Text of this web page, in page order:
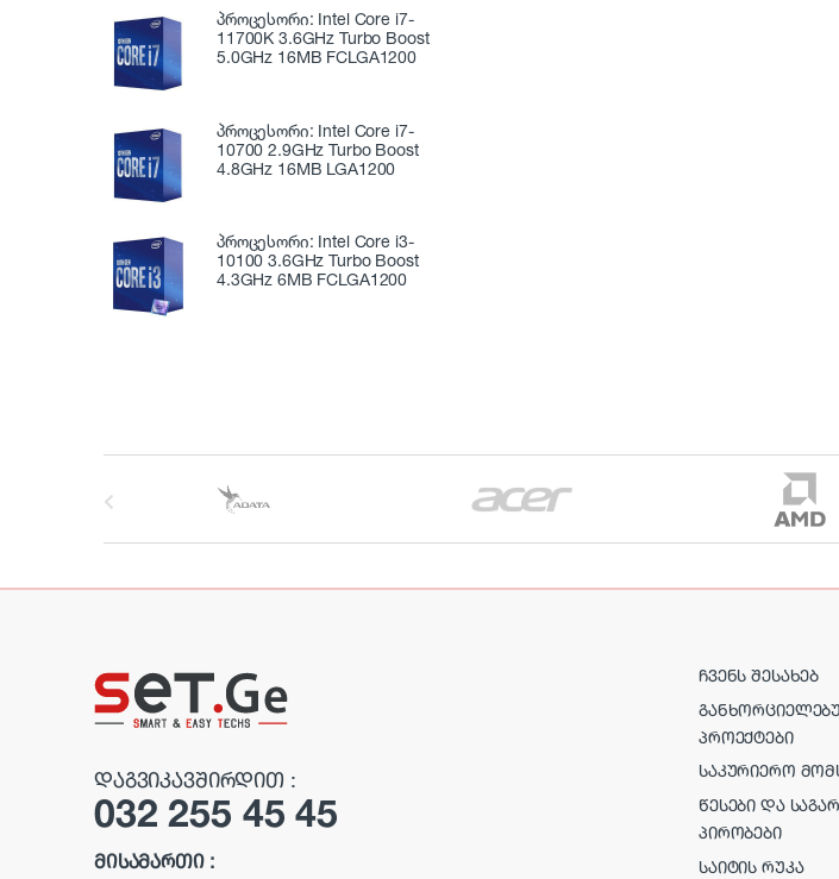
პროცესორი: Intel Core i7-
11700K 3.6GHz Turbo Boost
5.0GHz 16MB FCLGA1200
პროცესორი: Intel Core i7-
10700 2.9GHz Turbo Boost
4.8GHz 16MB LGA1200
პროცესორი: Intel Core i3-
10100 3.6GHz Turbo Boost
4.3GHz 6MB FCLGA1200
ᲓᲐᲒᲕᲘᲙᲐᲕᲨᲘᲠᲓᲘᲗ :
032 255 45 45
ᲛᲘᲡᲐᲛᲐᲠᲗᲘ :
ᲩᲕᲔᲜᲡ ᲨᲔᲡᲐᲮᲔᲑ
ᲞᲠᲝᲔᲥᲢᲔᲑᲘ
ᲡᲐᲙᲣᲠᲘᲔᲠᲝ
ᲬᲔᲡᲔᲑᲘ ᲓᲐ
ᲞᲘᲠᲝᲑᲔᲑᲘ
ᲡᲐᲘᲢᲘᲡ ᲠᲣᲙᲐ